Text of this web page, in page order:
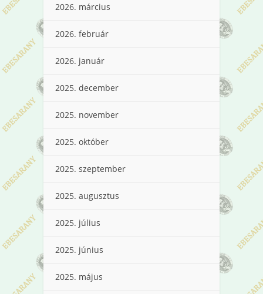
2026. március
2026. február
2026. január
2025. december
2025. november
2025. október
2025. szeptember
2025. augusztus
2025. július
2025. június
2025. május